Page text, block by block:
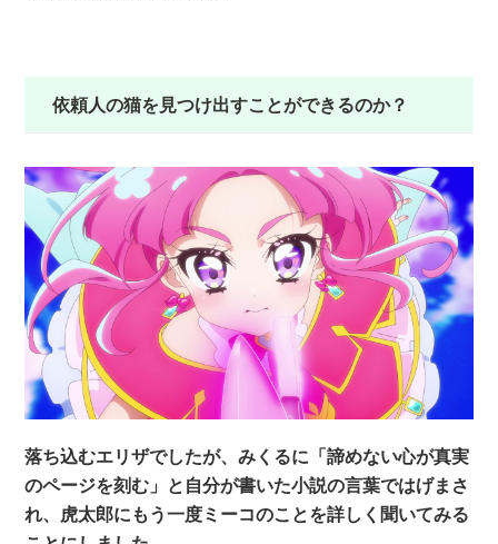
依頼人の猫を見つけ出すことができるのか？
落ち込むエリザでしたが、みくるに「諦めない心が真実
のページを刻む」と自分が書いた小説の言葉ではげまさ
れ、虎太郎にもう一度ミーコのことを詳しく聞いてみる